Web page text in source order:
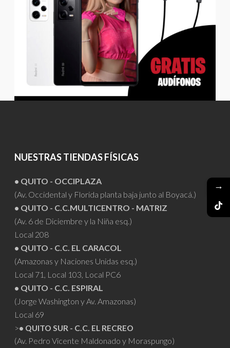
NUESTRAS TIENDAS FÍSICAS
• QUITO - OCCIPLAZA
(Av. Occidental y Florida planta baja junto al Boyacá.)
• QUITO - C.C.MULTICENTRO - MATRIZ
(Av. 6 de Diciembre y la Niña esq.)
Local 208
• QUITO - C.C. EL CARACOL
(Amazonas y Naciones Unidas esq.)
Local 71, Local 103, Local PC6
• QUITO - C.C. ESPIRAL
(Jorge Washington y Av. Amazonas)
Local 69
>• QUITO SUR - C.C. EL RECREO
(Av. Pedro Vicente Maldonado y Moraspungo)
→